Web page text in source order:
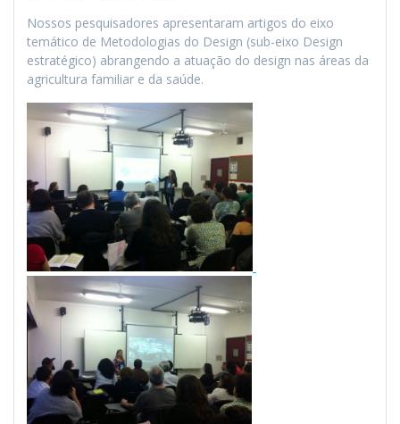
Nossos pesquisadores apresentaram artigos do eixo
temático de Metodologias do Design (sub-eixo Design
estratégico) abrangendo a atuação do design nas áreas da
agricultura familiar e da saúde.